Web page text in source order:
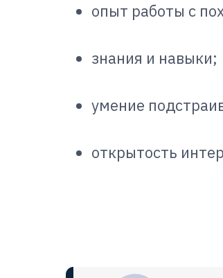
опыт работы с
знания и навыки;
умение
открытость